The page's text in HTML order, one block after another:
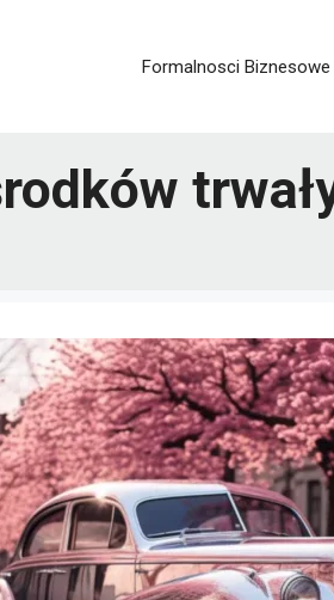
Formalnosci Biznesowe